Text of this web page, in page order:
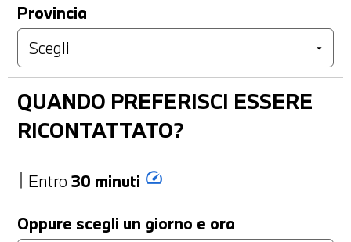
Provincia
QUANDO PREFERISCI ESSERE
RICONTATTATO?
Entro 30 minuti speed
Oppure scegli un giorno e ora